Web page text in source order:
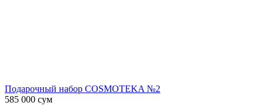
Подарочный набор COSMOTEKA №2
585 000 сум